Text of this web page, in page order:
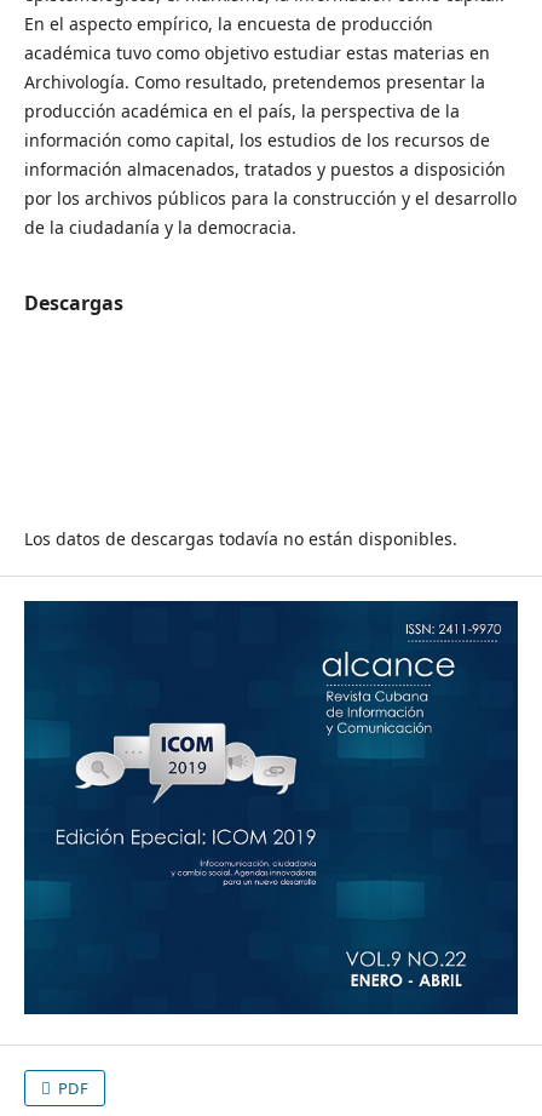
En el aspecto empírico, la encuesta de producción
académica tuvo como objetivo estudiar estas materias en
Archivología. Como resultado, pretendemos presentar la
producción académica en el país, la perspectiva de la
información como capital, los estudios de los recursos de
información almacenados, tratados y puestos a disposición
por los archivos públicos para la construcción y el desarrollo
de la ciudadanía y la democracia.
Descargas
Los datos de descargas todavía no están disponibles.
PDF